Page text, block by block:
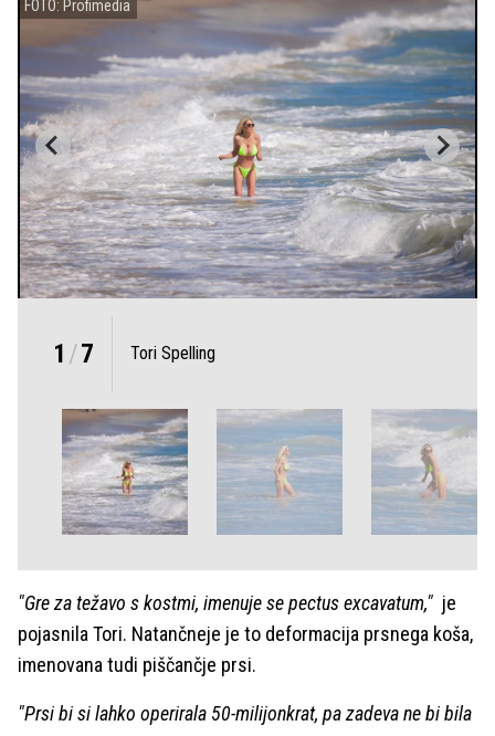
FOTO: Profimedia
1 /7 Tori Spelling
"Gre za težavo s kostmi, imenuje se pectus excavatum," je
pojasnila Tori. Natančneje je to deformacija prsnega koša,
imenovana tudi piščančje prsi.
"Prsi bi si lahko operirala 50-milijonkrat, pa zadeva ne bi bila